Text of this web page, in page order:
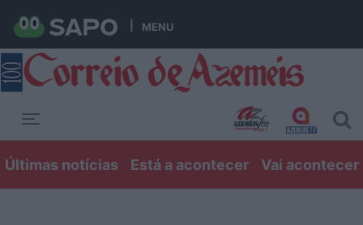
MENU
Últimas notícias Está a acontecer Vai acontecer